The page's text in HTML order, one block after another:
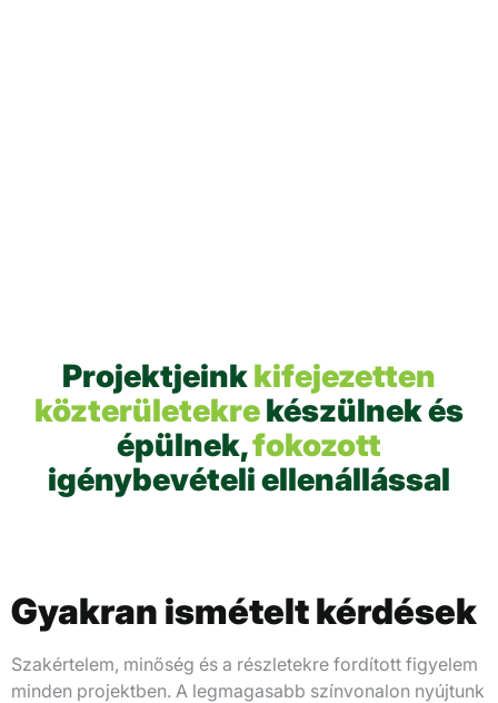
KOSÁRLABDAPÁLYA
2 kosárlabdapálya
FITNESZPARKOK
Fitneszpark
Marosvásárhely – MS
Projektjeinkkifejezetten
közterületekrekészülnek és
épülnek,fokozott
igénybevételi ellenállással
Gyakran ismételt kérdések
Szakértelem, minőség és a részletekre fordított figyelem
minden projektben. A legmagasabb színvonalon nyújtunk